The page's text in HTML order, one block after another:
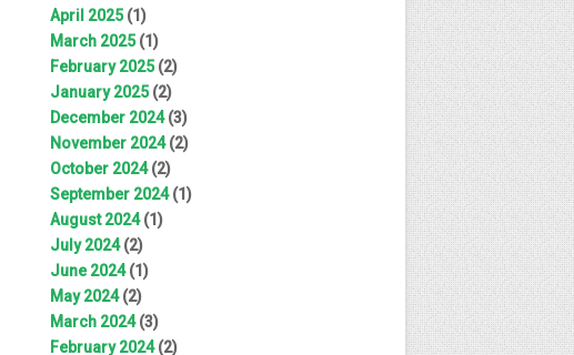
April 2025(1)
March 2025(1)
February 2025(2)
January 2025(2)
December 2024(3)
November 2024(2)
October 2024(2)
September 2024(1)
August 2024(1)
July 2024(2)
June 2024(1)
May 2024(2)
March 2024(3)
February 2024(2)